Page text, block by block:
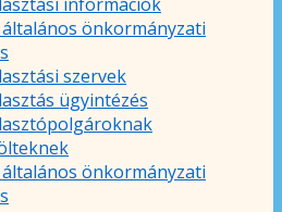
általános önkormányzati
szervek
ügyintézés
általános önkormányzati